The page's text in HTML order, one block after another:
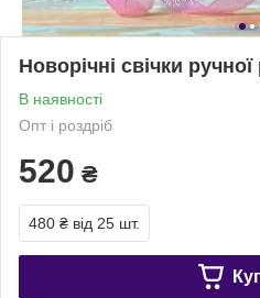
Новорічні свічки
В наявності
Опт і роздріб
520 ₴
480 ₴ від 25 шт.